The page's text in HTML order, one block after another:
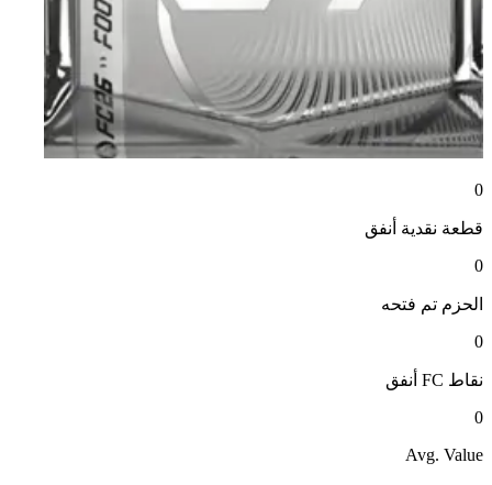
0
قطعة نقدية أنفق
0
الحزم تم فتحه
0
نقاط FC
أنفق
0
Avg. Value